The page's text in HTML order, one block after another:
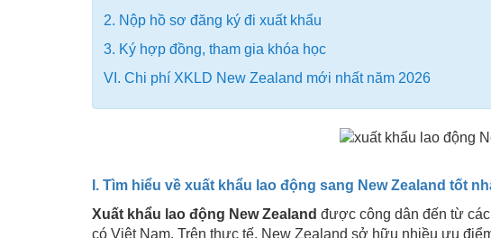
2. Nộp hồ sơ đăng ký đi xuất khẩu
3. Ký hợp đồng, tham gia khóa học
VI. Chi phí XKLD New Zealand mới nhất năm 2026
I. Tìm hiểu về xuất khẩu lao động sang New Zealand tốt
Xuất khẩu lao động New Zealand được công dân đến từ
có Việt Nam. Trên thực tế, New Zealand sở hữu nhiều ưu